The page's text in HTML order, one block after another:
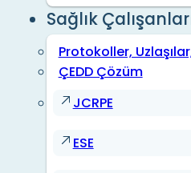
Sağlık
Protokoller,
ÇEDD Çözüm
JCRPE
ESE